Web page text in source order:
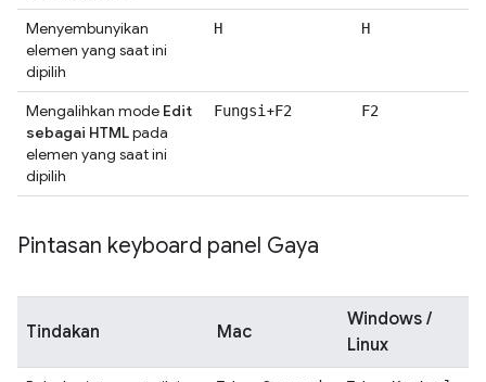
Menyembunyikan
elemen yang saat ini
dipilih
H H
Mengalihkan mode Edit
sebagai HTMLpada
elemen yang saat ini
dipilih
Fungsi +F2 F2
Pintasan keyboard panel Gaya
Tindakan Mac
Windows /
Linux